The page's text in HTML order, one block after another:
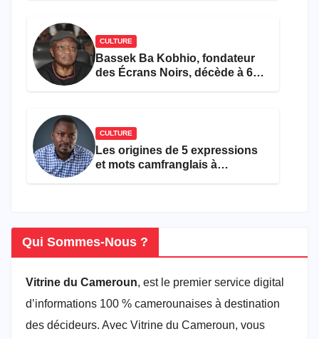
CULTURE
Bassek Ba Kobhio, fondateur
des Écrans Noirs, décède à 69
CULTURE
Les origines de 5 expressions
et mots camfranglais à
Qui Sommes-Nous ?
Vitrine du Cameroun, est le premier service digital
d’informations 100 % camerounaises à destination
des décideurs. Avec Vitrine du Cameroun, vous